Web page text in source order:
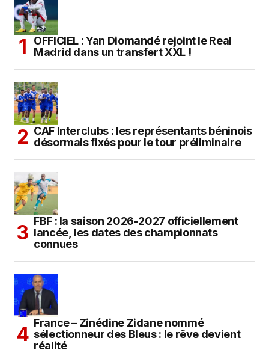
OFFICIEL : Yan Diomandé rejoint le Real
Madrid dans un transfert XXL !
CAF Interclubs : les représentants béninois
désormais fixés pour le tour préliminaire
FBF : la saison 2026-2027 officiellement
lancée, les dates des championnats
connues
France – Zinédine Zidane nommé
sélectionneur des Bleus : le rêve devient
réalité